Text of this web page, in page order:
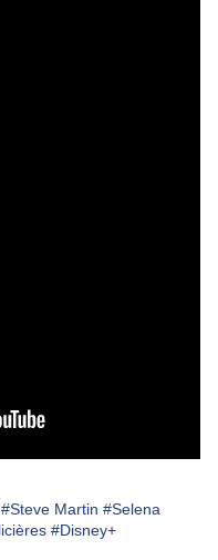
#Steve Martin #Selena
#Disney+